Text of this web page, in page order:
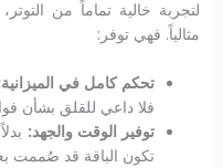
لتجربة خالية تماماً من
مثالياً. فهي توفر:
تحكم كامل في
فلا داعي للقلق بشأن
توفير الوقت والجهد:
تكون الباقة قد صُممت